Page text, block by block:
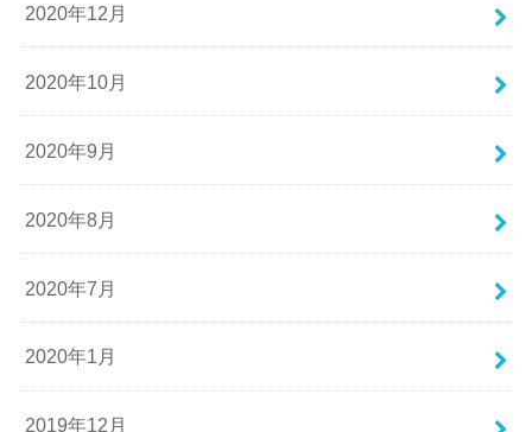
2020年12月
2020年10月
2020年9月
2020年8月
2020年7月
2020年1月
2019年12月